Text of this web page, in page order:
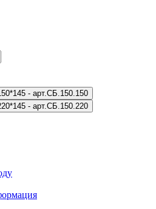
- арт.СБ.150.150
- арт.СБ.150.220